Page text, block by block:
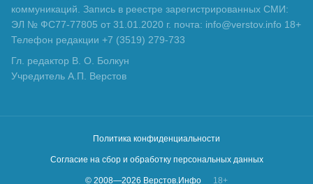
коммуникаций. Запись в реестре зарегистрированных СМИ:
ЭЛ № ФС77-77805 от 31.01.2020 г. почта: info@verstov.info 18+
Телефон редакции +7 (3519) 279-733
Гл. редактор В. О. Болкун
Учредитель А.П. Верстов
Политика конфиденциальности
Согласие на сбор и обработку персональных данных
© 2008—2026 Верстов.Инфо 18+